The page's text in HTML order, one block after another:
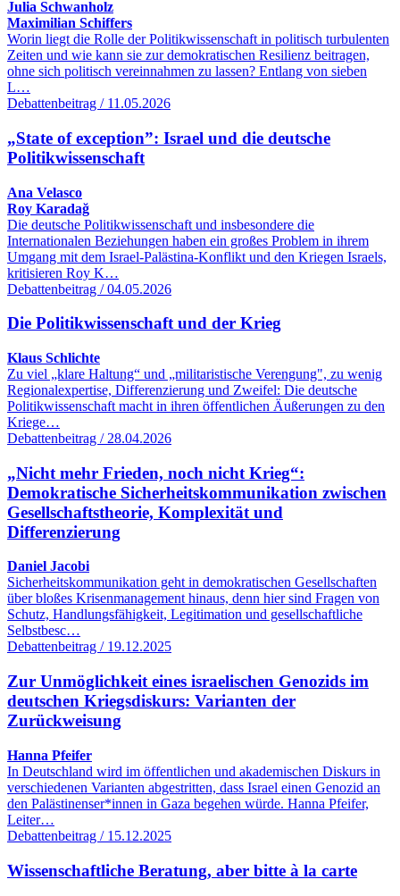
Julia Schwanholz
Maximilian Schiffers
Worin liegt die Rolle der Politikwissenschaft in politisch turbulenten
Zeiten und wie kann sie zur demokratischen Resilienz beitragen,
ohne sich politisch vereinnahmen zu lassen? Entlang von sieben
L…
Debattenbeitrag / 11.05.2026
„State of exception”: Israel und die deutsche
Politikwissenschaft
Ana Velasco
Roy Karadağ
Die deutsche Politikwissenschaft und insbesondere die
Internationalen Beziehungen haben ein großes Problem in ihrem
Umgang mit dem Israel-Palästina-Konflikt und den Kriegen Israels,
kritisieren Roy K…
Debattenbeitrag / 04.05.2026
Die Politikwissenschaft und der Krieg
Klaus Schlichte
Zu viel „klare Haltung“ und „militaristische Verengung", zu wenig
Regionalexpertise, Differenzierung und Zweifel: Die deutsche
Politikwissenschaft macht in ihren öffentlichen Äußerungen zu den
Kriege…
Debattenbeitrag / 28.04.2026
„Nicht mehr Frieden, noch nicht Krieg“:
Demokratische Sicherheitskommunikation zwischen
Gesellschaftstheorie, Komplexität und
Differenzierung
Daniel Jacobi
Sicherheitskommunikation geht in demokratischen Gesellschaften
über bloßes Krisenmanagement hinaus, denn hier sind Fragen von
Schutz, Handlungsfähigkeit, Legitimation und gesellschaftliche
Selbstbesc…
Debattenbeitrag / 19.12.2025
Zur Unmöglichkeit eines israelischen Genozids im
deutschen Kriegsdiskurs: Varianten der
Zurückweisung
Hanna Pfeifer
In Deutschland wird im öffentlichen und akademischen Diskurs in
verschiedenen Varianten abgestritten, dass Israel einen Genozid an
den Palästinenser*innen in Gaza begehen würde. Hanna Pfeifer,
Leiter…
Debattenbeitrag / 15.12.2025
Wissenschaftliche Beratung, aber bitte à la carte